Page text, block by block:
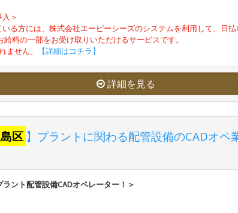
＞
る方には、株式会社エーピーシーズのシステムを利用して、日
料の一部をお受け取りいただけるサービスです。
ません。
【詳細はコチラ】
詳細を見る
区 】プラントに関わる配管設備のCADオペ
ント配管設備CADオペレーター！＞